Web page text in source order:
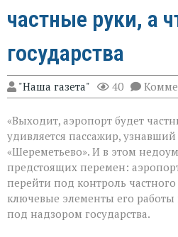
частные руки, а
государства
"Наша газета" 40
«Выходит, аэропорт будет
удивляется пассажир,
«Шереметьево». И в этом
предстоящих перемен:
перейти под контроль
ключевые элементы его работы
под надзором государства.